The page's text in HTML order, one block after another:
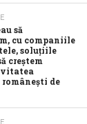
să
cu companiile
soluțiile
creștem
de